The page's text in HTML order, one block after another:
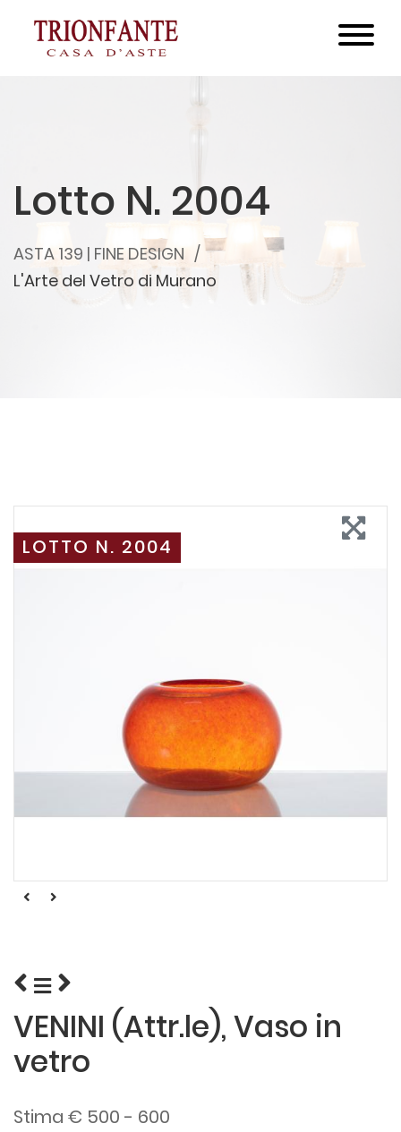
Lotto N. 2004
ASTA 139 | FINE DESIGN
L'Arte del Vetro di Murano
LOTTO N. 2004
VENINI (Attr.le), Vaso in
vetro
Stima € 500 - 600